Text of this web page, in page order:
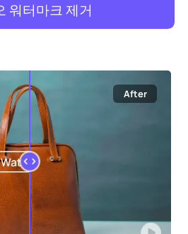
워터마크 제거
After